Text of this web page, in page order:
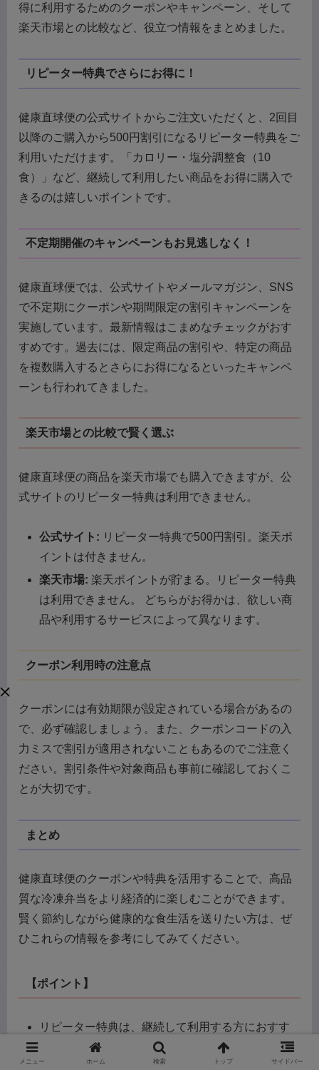
得に利用するためのクーポンやキャンペーン、そして
楽天市場との比較など、役立つ情報をまとめました。
リピーター特典でさらにお得に！
健康直球便の公式サイトからご注文いただくと、2回目
以降のご購入から500円割引になるリピーター特典をご
利用いただけます。「カロリー・塩分調整食（10
食）」など、継続して利用したい商品をお得に購入で
きるのは嬉しいポイントです。
不定期開催のキャンペーンもお見逃しなく！
健康直球便では、公式サイトやメールマガジン、SNS
で不定期にクーポンや期間限定の割引キャンペーンを
実施しています。最新情報はこまめなチェックがおす
すめです。過去には、限定商品の割引や、特定の商品
を複数購入するとさらにお得になるといったキャンペ
ーンも行われてきました。
楽天市場との比較で賢く選ぶ
健康直球便の商品を楽天市場でも購入できますが、公
式サイトのリピーター特典は利用できません。
公式サイト: リピーター特典で500円割引。楽天ポ
イントは付きません。
楽天市場: 楽天ポイントが貯まる。リピーター特典
は利用できません。 どちらがお得かは、欲しい商
品や利用するサービスによって異なります。
クーポン利用時の注意点
クーポンには有効期限が設定されている場合があるの
で、必ず確認しましょう。また、クーポンコードの入
力ミスで割引が適用されないこともあるのでご注意く
ださい。割引条件や対象商品も事前に確認しておくこ
とが大切です。
まとめ
健康直球便のクーポンや特典を活用することで、高品
質な冷凍弁当をより経済的に楽しむことができます。
賢く節約しながら健康的な食生活を送りたい方は、ぜ
ひこれらの情報を参考にしてみてください。
【ポイント】
リピーター特典は、継続して利用する方におすす
メニュー ホーム 検索 トップ サイドバー